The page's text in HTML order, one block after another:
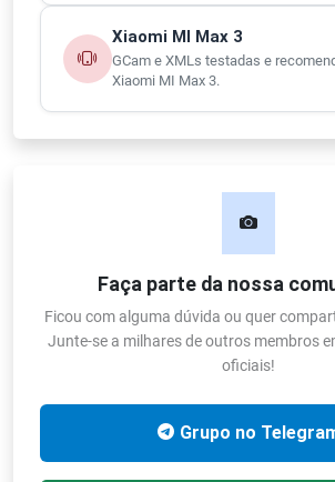
Xiaomi MI Max 3
GCam e XMLs testadas e
Xiaomi MI Max 3.
Faça parte da nossa
Ficou com alguma dúvida ou quer
Junte-se a milhares de outros membros
oficiais!
Grupo no